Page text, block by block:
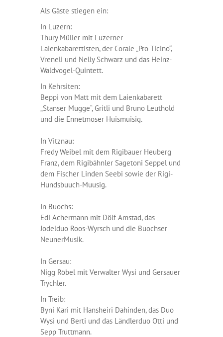
Als Gäste stiegen ein:
In Luzern:
Thury Müller mit Luzerner
Laienkabarettisten, der Corale „Pro Ticino“,
Vreneli und Nelly Schwarz und das Heinz-
Waldvogel-Quintett.
In Kehrsiten:
Beppi von Matt mit dem Laienkabarett
„Stanser Mugge“, Gritli und Bruno Leuthold
und die Ennetmoser Huismuisig.
In Vitznau:
Fredy Weibel mit dem Rigibauer Heuberg
Franz, dem Rigibähnler Sagetoni Seppel und
dem Fischer Linden Seebi sowie der Rigi-
Hundsbuuch-Muusig.
In Buochs:
Edi Achermann mit Dölf Amstad, das
Jodelduo Roos-Wyrsch und die Buochser
NeunerMusik.
In Gersau:
Nigg Röbel mit Verwalter Wysi und Gersauer
Trychler.
In Treib:
Byni Kari mit Hansheiri Dahinden, das Duo
Wysi und Berti und das Ländlerduo Otti und
Sepp Truttmann.